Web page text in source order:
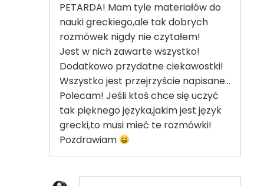
PETARDA! Mam tyle materiałów do
nauki greckiego,ale tak dobrych
rozmówek nigdy nie czytałem!
Jest w nich zawarte wszystko!
Dodatkowo przydatne ciekawostki!
Wszystko jest przejrzyście napisane…
Polecam! Jeśli ktoś chce się uczyć
tak pięknego języka,jakim jest język
grecki,to musi mieć te rozmówki!
Pozdrawiam